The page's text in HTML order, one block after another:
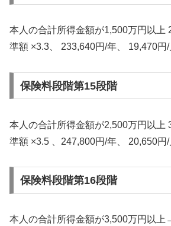
本人の合計所得金額が1,500万円以
準額 ×3.3、 233,640円/年、 19,470円/
保険料段階第15段階
本人の合計所得金額が2,500万円以
準額 ×3.5 、247,800円/年、 20,650円/
保険料段階第16段階
本人の合計所得金額が3,500万円以上